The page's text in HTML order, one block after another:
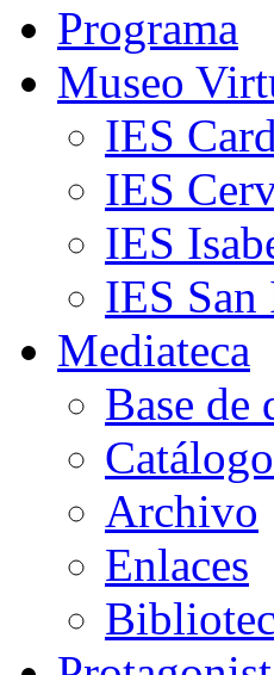
Programa
Museo
IES
IES
IES
IES San
Mediateca
Base de
Archivo
Enlaces